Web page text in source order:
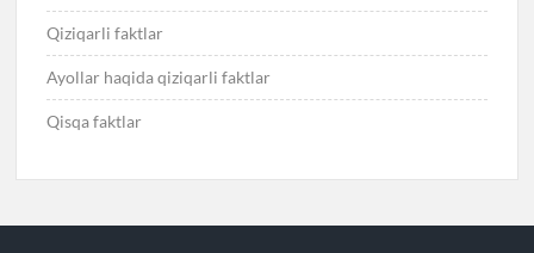
Qiziqarli faktlar
Ayollar haqida qiziqarli faktlar
Qisqa faktlar